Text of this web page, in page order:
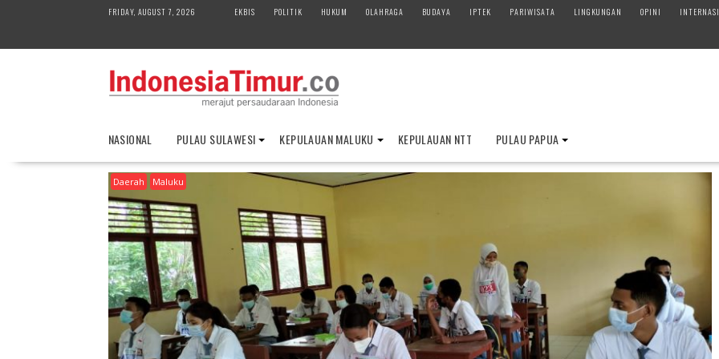
FRIDAY, AUGUST 7, 2026 EKBIS POLITIK HUKUM OLAHRAGA BUDAYA IPTEK PARIWISATA LINGKUNGAN OPINI
NASIONAL PULAU SULAWESI KEPULAUAN MALUKU KEPULAUAN NTT PULAU PAPUA
Daerah Maluku